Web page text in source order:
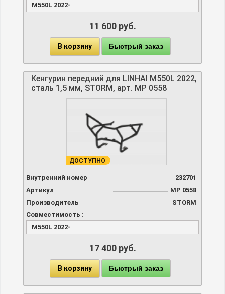
M550L 2022-
11 600 руб.
В корзину Быстрый заказ
Кенгурин передний для LINHAI M550L 2022,
сталь 1,5 мм, STORM, арт. MP 0558
ДОСТУПНО
Внутренний номер
232701
Артикул
MP 0558
Производитель
STORM
Совместимость :
M550L 2022-
17 400 руб.
В корзину Быстрый заказ